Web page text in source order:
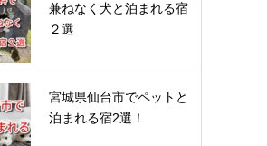
兼ねなく犬と泊まれる宿
２選
宮城県仙台市でペットと
泊まれる宿2選！